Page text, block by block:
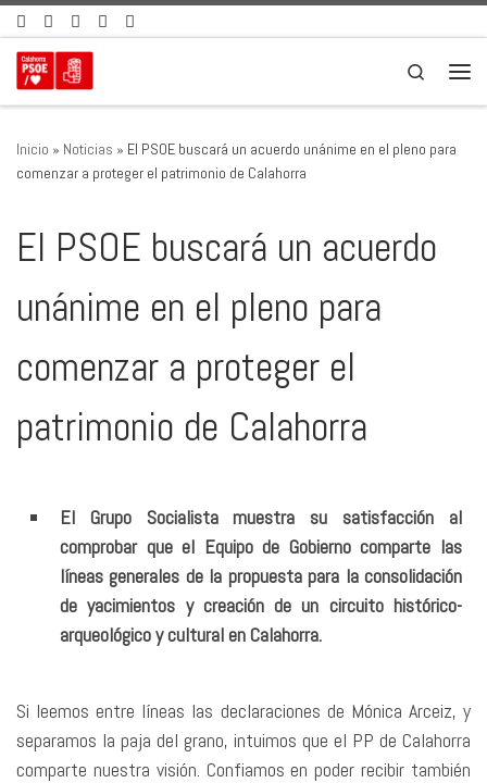
Saltar al contenido
Search
Inicio » Noticias » El PSOE buscará un acuerdo unánime en el pleno para
comenzar a proteger el patrimonio de Calahorra
El PSOE buscará un acuerdo
unánime en el pleno para
comenzar a proteger el
patrimonio de Calahorra
El Grupo Socialista muestra su satisfacción al
comprobar que el Equipo de Gobierno comparte las
líneas generales de la propuesta para la consolidación
de yacimientos y creación de un circuito histórico-
arqueológico y cultural en Calahorra.
Si leemos entre líneas las declaraciones de Mónica Arceiz, y
separamos la paja del grano, intuimos que el PP de Calahorra
comparte nuestra visión. Confiamos en poder recibir también